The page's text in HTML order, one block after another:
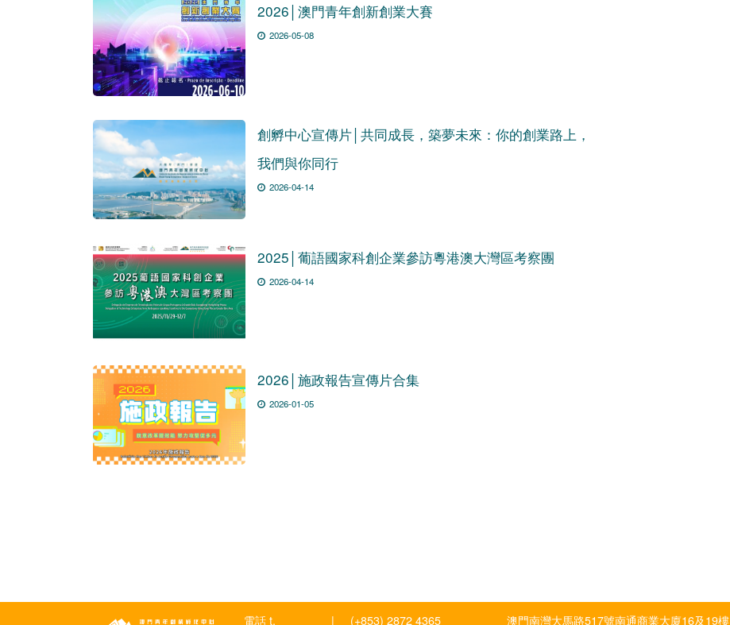
2026│澳門青年創新創業大賽
2026-05-08
創孵中心宣傳片│共同成長，築夢未來：你的創業路上，
我們與你同行
2026-04-14
2025│葡語國家科創企業參訪粵港澳大灣區考察團
2026-04-14
2026│施政報告宣傳片合集
2026-01-05
電話 t. | (+853) 2872 4365 澳門南灣大馬路517號南通商業大廈16及19樓